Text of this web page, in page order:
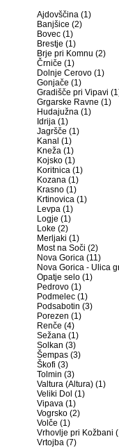
Ajdovščina (1)
Banjšice (2)
Bovec (1)
Brestje (1)
Brje pri Komnu (2)
Črniče (1)
Dolnje Cerovo (1)
Gonjače (1)
Gradišče pri Vipavi
Grgarske Ravne (1)
Hudajužna (1)
Idrija (1)
Jagršče (1)
Kanal (1)
Kneža (1)
Kojsko (1)
Koritnica (1)
Kozana (1)
Krasno (1)
Krtinovica (1)
Levpa (1)
Logje (1)
Loke (2)
Merljaki (1)
Most na Soči (2)
Nova Gorica (11)
Nova Gorica - Ulica
Opatje selo (1)
Pedrovo (1)
Podmelec (1)
Podsabotin (3)
Porezen (1)
Renče (4)
Sežana (1)
Solkan (3)
Šempas (3)
Škofi (3)
Tolmin (3)
Valtura (Altura) (1)
Veliki Dol (1)
Vipava (1)
Vogrsko (2)
Volče (1)
Vrhovlje pri Kožbani
Vrtojba (7)